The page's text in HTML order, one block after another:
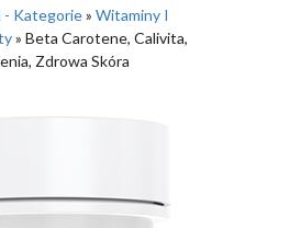
- Kategorie» Witaminy I
» Beta Carotene, Calivita,
Zdrowa Skóra